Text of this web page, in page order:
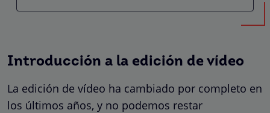
Introducción a la edición de vídeo
La edición de vídeo ha cambiado por completo en
los últimos años, y no podemos restar